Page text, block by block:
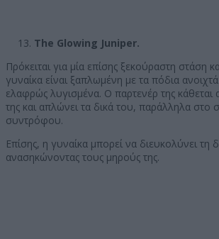
The Glowing Juniper.
Πρόκειται για μία επίσης ξεκούραστη στάση
γυναίκα είναι ξαπλωμένη με τα πόδια
ελαφρώς λυγισμένα. Ο παρτενέρ της κάθεται
της και απλώνει τα δικά του, παράλληλα στο
συντρόφου.
Επίσης, η γυναίκα μπορεί να διευκολύνει τη
ανασηκώνοντας τους μηρούς της.